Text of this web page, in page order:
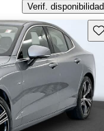
Verif. disponibilidad